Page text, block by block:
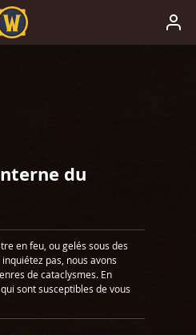
du
en feu, ou gelés sous des
pas, nous avons
de cataclysmes. En
sont susceptibles de vous